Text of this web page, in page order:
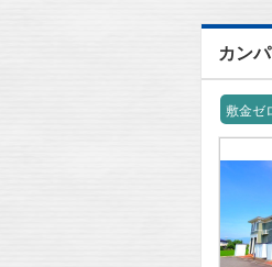
カン
敷金ゼ